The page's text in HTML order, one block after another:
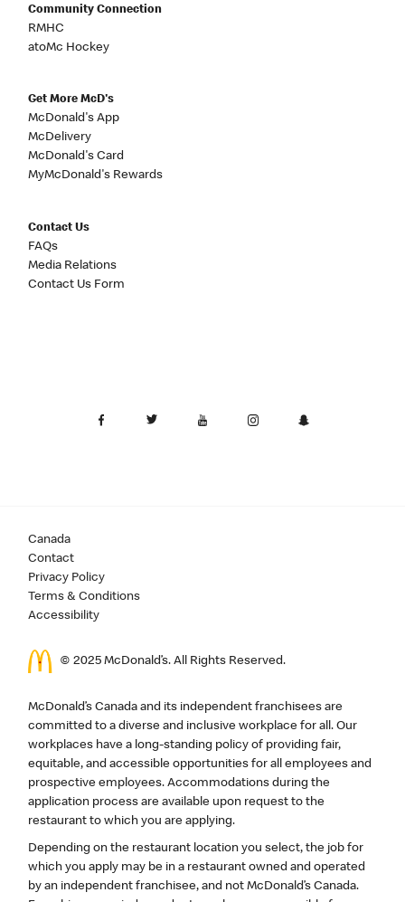
Community Connection
RMHC
atoMc Hockey
Get More McD's
McDonald's App
McDelivery
McDonald's Card
MyMcDonald's Rewards
Contact Us
FAQs
Media Relations
Contact Us Form
Canada
Contact
Privacy Policy
Terms & Conditions
Accessibility
© 2025 McDonald’s. All Rights Reserved.
McDonald’s Canada and its independent franchisees are
committed to a diverse and inclusive workplace for all. Our
workplaces have a long-standing policy of providing fair,
equitable, and accessible opportunities for all employees and
prospective employees. Accommodations during the
application process are available upon request to the
restaurant to which you are applying.
Depending on the restaurant location you select, the job for
which you apply may be in a restaurant owned and operated
by an independent franchisee, and not McDonald’s Canada.